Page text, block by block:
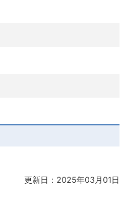
更新日：2025年03月01日